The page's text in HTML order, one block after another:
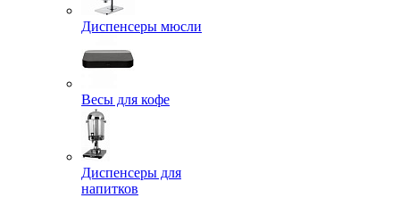
Диспенсеры мюсли
Весы для кофе
Диспенсеры для
напитков